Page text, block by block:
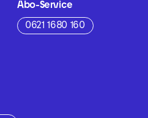
Abo-Service
0621 1680 160